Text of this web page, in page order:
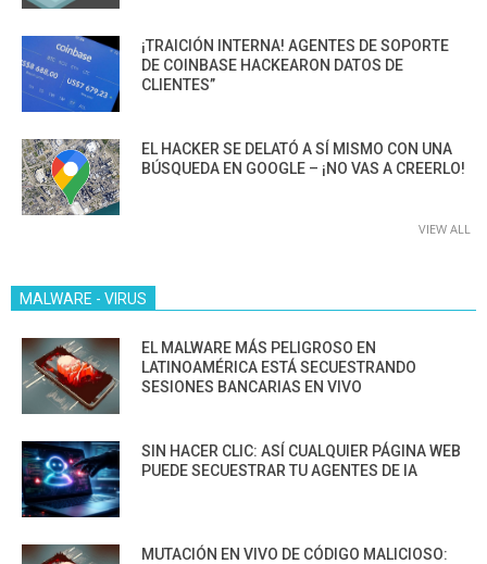
¡TRAICIÓN INTERNA! AGENTES DE SOPORTE
DE COINBASE HACKEARON DATOS DE
CLIENTES”
EL HACKER SE DELATÓ A SÍ MISMO CON UNA
BÚSQUEDA EN GOOGLE – ¡NO VAS A CREERLO!
VIEW ALL
MALWARE - VIRUS
EL MALWARE MÁS PELIGROSO EN
LATINOAMÉRICA ESTÁ SECUESTRANDO
SESIONES BANCARIAS EN VIVO
SIN HACER CLIC: ASÍ CUALQUIER PÁGINA WEB
PUEDE SECUESTRAR TU AGENTES DE IA
MUTACIÓN EN VIVO DE CÓDIGO MALICIOSO: